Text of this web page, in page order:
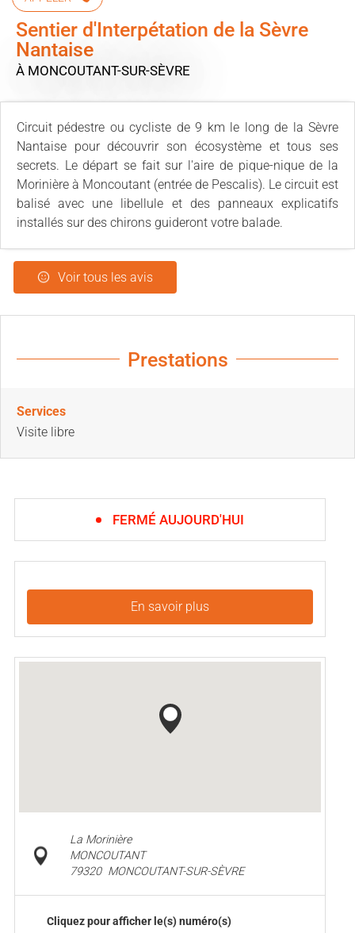
Sentier d'Interpétation de la Sèvre
Nantaise
À MONCOUTANT-SUR-SÈVRE
Circuit pédestre ou cycliste de 9 km le long de la Sèvre
Nantaise pour découvrir son écosystème et tous ses
secrets. Le départ se fait sur l'aire de pique-nique de la
Morinière à Moncoutant (entrée de Pescalis). Le circuit est
balisé avec une libellule et des panneaux explicatifs
installés sur des chirons guideront votre balade.
Voir tous les avis
Prestations
Services
Visite libre
FERMÉ AUJOURD'HUI
En savoir plus
La Morinière
MONCOUTANT
79320 MONCOUTANT-SUR-SÈVRE
Cliquez pour afficher le(s) numéro(s)